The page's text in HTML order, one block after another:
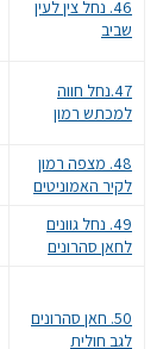
46. נחל צין לעין
שביב
47.נחל חווה
למכתש רמון
48. מצפה רמון
לקיר האמוניטים
49. נחל גוונים
לחאן סהרונים
50. חאן סהרונים
לגב חולית